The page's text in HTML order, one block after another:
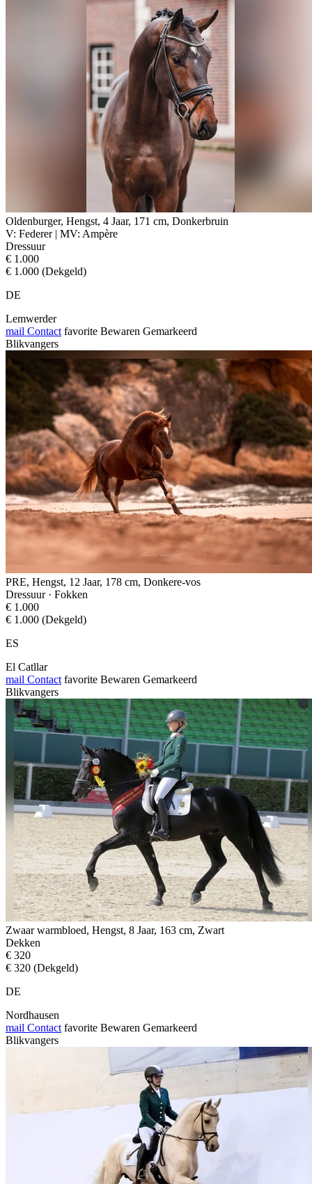
Oldenburger, Hengst, 4 Jaar, 171 cm, Donkerbruin
V: Federer | MV: Ampère
Dressuur
€ 1.000
€ 1.000 (Dekgeld)
DE
Lemwerder
mail Contact favorite Bewaren Gemarkeerd
Blikvangers
PRE, Hengst, 12 Jaar, 178 cm, Donkere-vos
Dressuur · Fokken
€ 1.000
€ 1.000 (Dekgeld)
ES
El Catllar
mail Contact favorite Bewaren Gemarkeerd
Blikvangers
Zwaar warmbloed, Hengst, 8 Jaar, 163 cm, Zwart
Dekken
€ 320
€ 320 (Dekgeld)
DE
Nordhausen
mail Contact favorite Bewaren Gemarkeerd
Blikvangers